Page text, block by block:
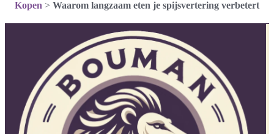
Kopen > Waarom langzaam eten je spijsvertering verbetert